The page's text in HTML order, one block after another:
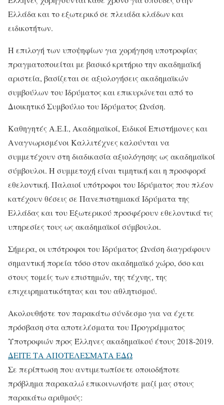
Ελλάδα και το εξωτερικό σε πλειάδα κλάδων και
ειδικοτήτων.
Η επιλογή των υποψηφίων για χορήγηση υποτροφίας
πραγματοποιείται με βασικό κριτήριο την ακαδημαϊκή
αριστεία, βασίζεται σε αξιολογήσεις ακαδημαϊκών
συμβούλων του Ιδρύματος και επικυρώνεται από το
Διοικητικό Συμβούλιο του Ιδρύματος Ωνάση.
Καθηγητές Α.Ε.Ι., Ακαδημαϊκοί, Ειδικοί Επιστήμονες και
Αναγνωρισμένοι Καλλιτέχνες καλούνται να
συμμετέχουν στη διαδικασία αξιολόγησης ως ακαδημαϊκοί
σύμβουλοι. Η συμμετοχή είναι τιμητική και η προσφορά
εθελοντική. Παλαιοί υπότροφοι του Ιδρύματος που πλέον
κατέχουν θέσεις σε Πανεπιστημιακά Ιδρύματα της
Ελλάδας και του Εξωτερικού προσφέρουν εθελοντικά τις
υπηρεσίες τους ως ακαδημαϊκοί σύμβουλοι.
Σήμερα, οι υπότροφοι του Ιδρύματος Ωνάση διαγράφουν
σημαντική πορεία τόσο στον ακαδημαϊκό χώρο, όσο και
στους τομείς των επιστημών, της τέχνης, της
επιχειρηματικότητας και του αθλητισμού.
Ακολουθήστε τον παρακάτω σύνδεσμο για να έχετε
πρόσβαση στα αποτελέσματα του Προγράμματος
Υποτροφιών προς Έλληνες ακαδημαϊκού έτους 2018-2019.
ΔΕΙΤΕ ΤΑ ΑΠΟΤΕΛΕΣΜΑΤΑ ΕΔΩ
Σε περίπτωση που αντιμετωπίσετε οποιοδήποτε
πρόβλημα παρακαλώ επικοινωνήστε μαζί μας στους
παρακάτω αριθμούς: